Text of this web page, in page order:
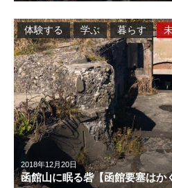
2018年12月20日
函館山に眠る砦【函館要塞はか
体験する 学ぶ 暮らす